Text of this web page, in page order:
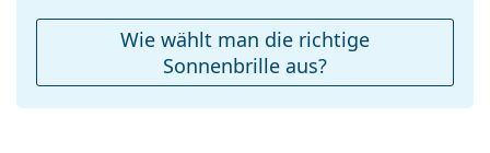
Reinigungstuch:
Ja
Wie wählt man die richtige
Sonnenbrille aus?